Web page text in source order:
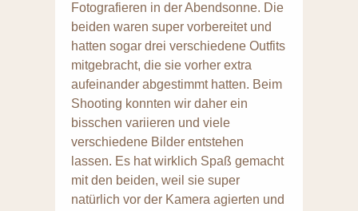
Fotografieren in der Abendsonne. Die
beiden waren super vorbereitet und
hatten sogar drei verschiedene Outfits
mitgebracht, die sie vorher extra
aufeinander abgestimmt hatten. Beim
Shooting konnten wir daher ein
bisschen variieren und viele
verschiedene Bilder entstehen
lassen. Es hat wirklich Spaß gemacht
mit den beiden, weil sie super
natürlich vor der Kamera agierten und